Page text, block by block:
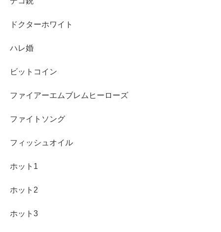
ドクターホワイト
ハレ婚
ビットコイン
ファイアーエムブレムヒーローズ
ファイトソング
フィッシュオイル
ホット1
ホット2
ホット3